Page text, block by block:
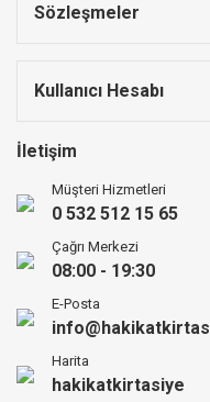
Sözleşmeler
Kullanıcı Hesabı
İletişim
Müşteri Hizmetleri
0 532 512 15 65
Çağrı Merkezi
08:00 - 19:30
E-Posta
Harita
hakikatkirtasiye